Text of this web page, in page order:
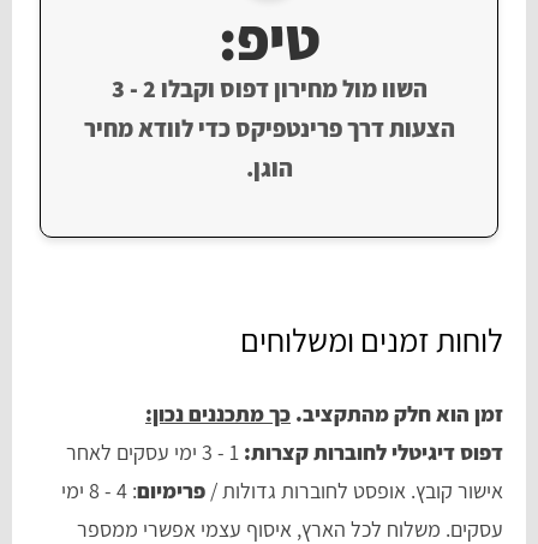
טיפ:
השוו מול מחירון דפוס וקבלו 2 - 3
הצעות דרך פרינטפיקס כדי לוודא מחיר
הוגן.
לוחות זמנים ומשלוחים
זמן הוא חלק מהתקציב. כך מתכננים נכון:
דפוס דיגיטלי לחוברות קצרות:
1 - 3 ימי עסקים לאחר
אישור קובץ. אופסט לחוברות גדולות / פרימיום
: 4 - 8 ימי
עסקים. משלוח לכל הארץ, איסוף עצמי אפשרי ממספר